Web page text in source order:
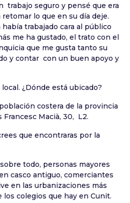
trabajo seguro y pensé que era
lo que en su día deje.
trabajado cara al público
me ha gustado, el trato con el
que me gusta tanto su
y contar con un buen apoyo y
¿Dónde está ubicado?
costera de la provincia
Francesc Macià, 30, L2.
que encontraras por la
todo, personas mayores
casco antiguo, comerciantes
en las urbanizaciones más
colegios que hay en Cunit.